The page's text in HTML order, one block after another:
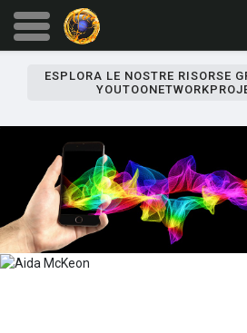
ESPLORA LE NOSTRE RISORSE